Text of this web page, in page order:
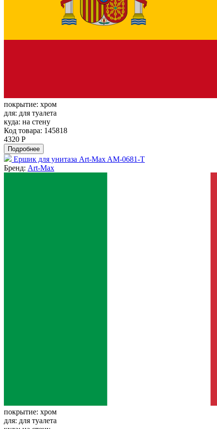
покрытие: хром
для: для туалета
куда: на стену
Код товара: 145818
4320 Р
Подробнее
Ершик для унитаза Art-Max AM-0681-T
Бренд: Art-Max
покрытие: хром
для: для туалета